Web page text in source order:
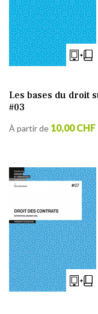
Les bases du droit
#03
À partir de 10,00 CHF